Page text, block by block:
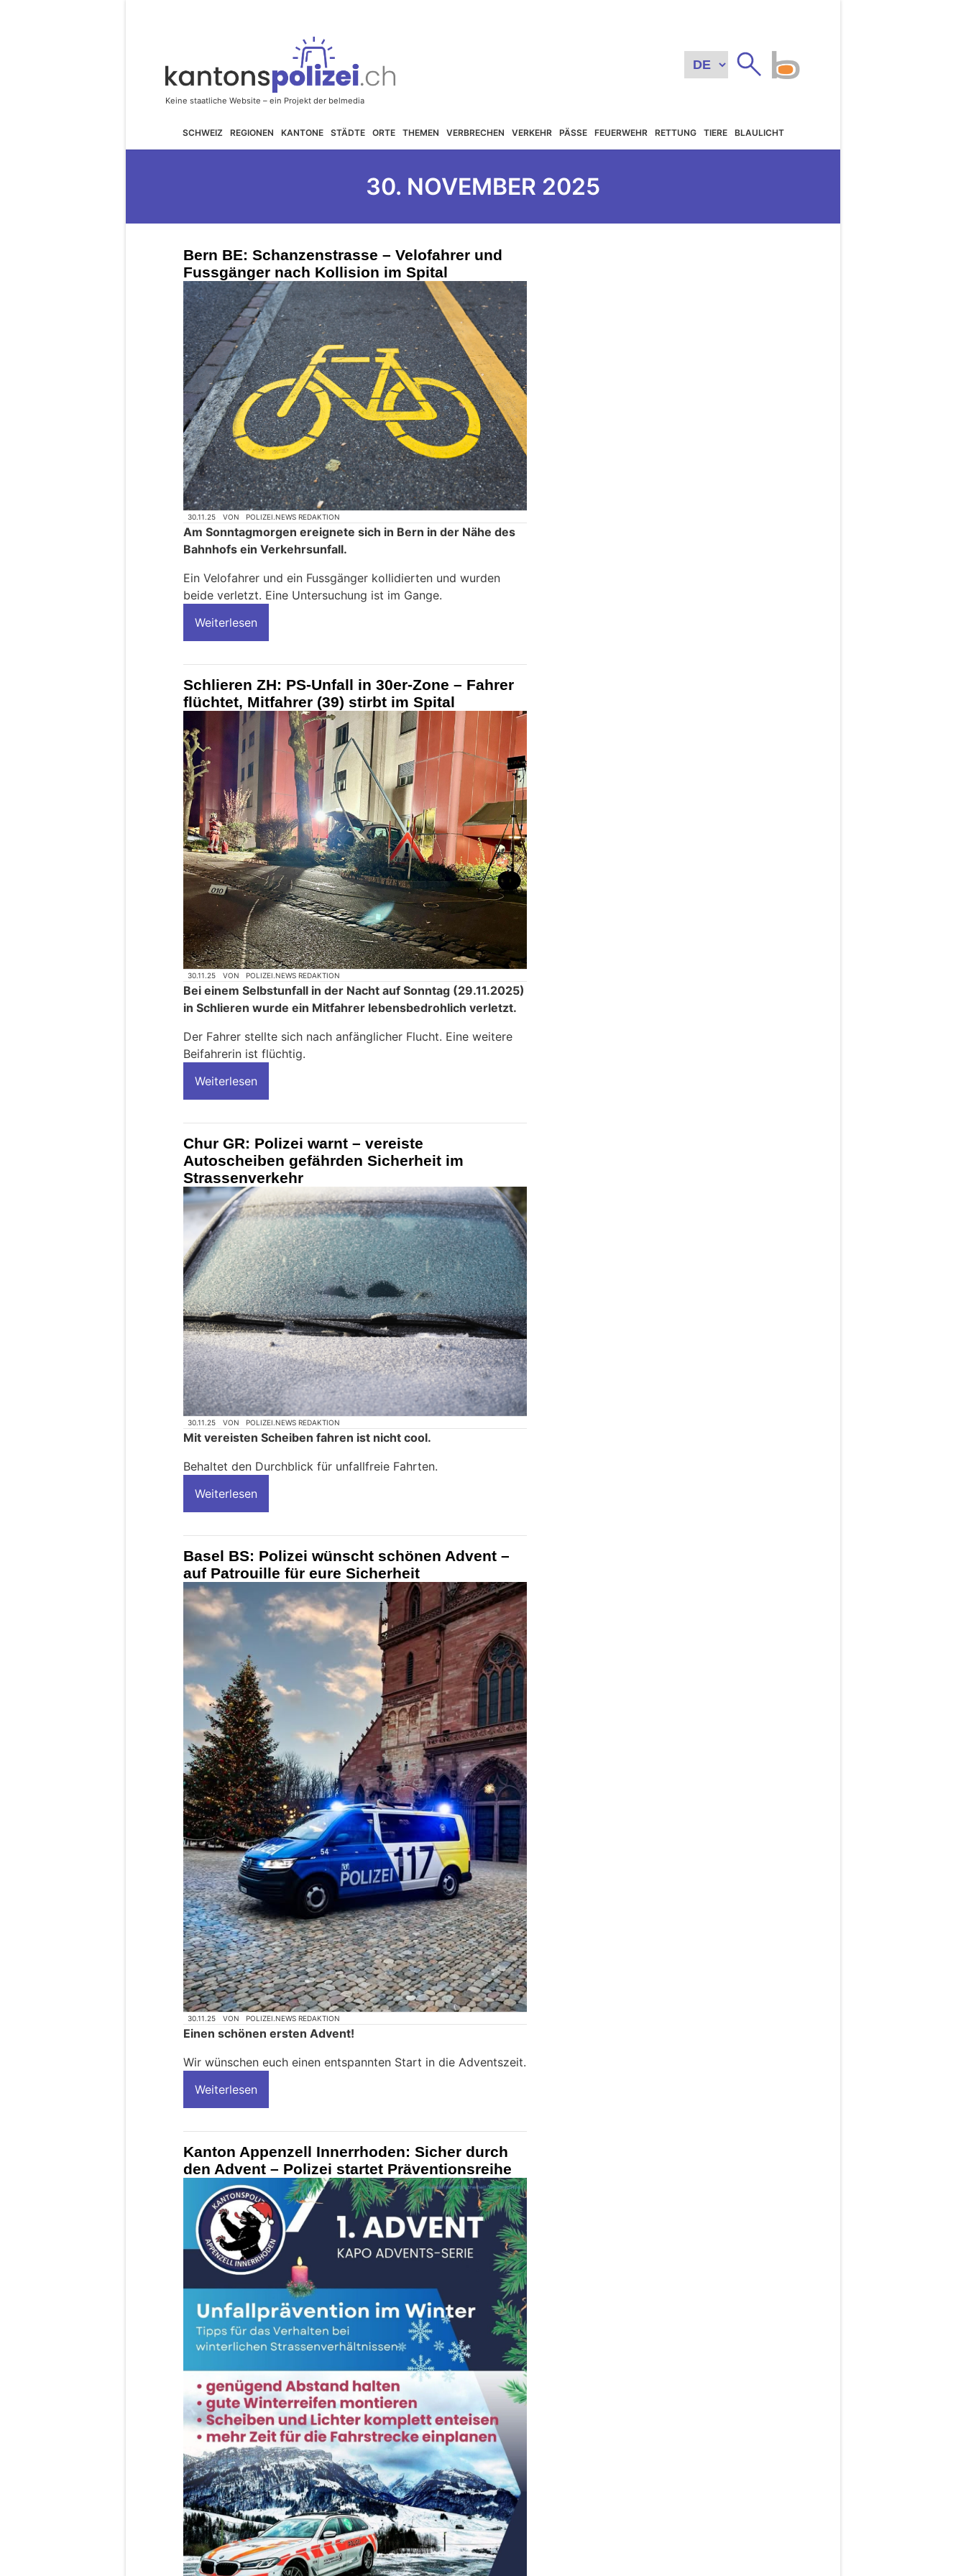
SCHWEIZ REGIONEN KANTONE STÄDTE ORTE THEMEN VERBRECHEN VERKEHR PÄSSE FEUERWEHR RETTUNG TIERE BLAULICHT
30. NOVEMBER 2025
Bern BE: Schanzenstrasse – Velofahrer und
Fussgänger nach Kollision im Spital
30.11.25 VON POLIZEI.NEWS REDAKTION
Am Sonntagmorgen ereignete sich in Bern in der Nähe des
Bahnhofs ein Verkehrsunfall.
Ein Velofahrer und ein Fussgänger kollidierten und wurden
beide verletzt. Eine Untersuchung ist im Gange.
Weiterlesen
Schlieren ZH: PS-Unfall in 30er-Zone – Fahrer
flüchtet, Mitfahrer (39) stirbt im Spital
30.11.25 VON POLIZEI.NEWS REDAKTION
Bei einem Selbstunfall in der Nacht auf Sonntag (29.11.2025)
in Schlieren wurde ein Mitfahrer lebensbedrohlich verletzt.
Der Fahrer stellte sich nach anfänglicher Flucht. Eine weitere
Beifahrerin ist flüchtig.
Weiterlesen
Chur GR: Polizei warnt – vereiste
Autoscheiben gefährden Sicherheit im
Strassenverkehr
30.11.25 VON POLIZEI.NEWS REDAKTION
Mit vereisten Scheiben fahren ist nicht cool.
Behaltet den Durchblick für unfallfreie Fahrten.
Weiterlesen
Basel BS: Polizei wünscht schönen Advent –
auf Patrouille für eure Sicherheit
30.11.25 VON POLIZEI.NEWS REDAKTION
Einen schönen ersten Advent!
Wir wünschen euch einen entspannten Start in die Adventszeit.
Weiterlesen
Kanton Appenzell Innerrhoden: Sicher durch
den Advent – Polizei startet Präventionsreihe